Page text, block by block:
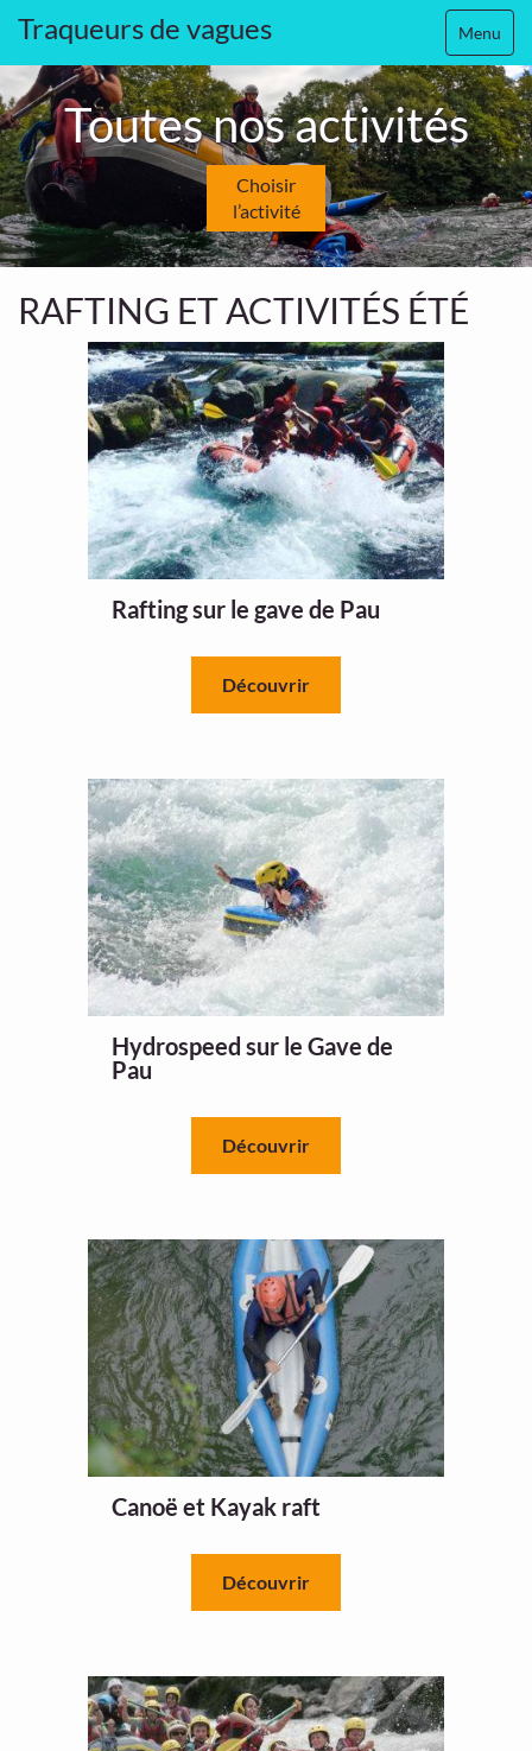
Menu
Traqueurs de vagues
Toutes nos activités
Choisir
l’activité
RAFTING ET ACTIVITÉS ÉTÉ
Rafting sur le gave de Pau
Découvrir
Hydrospeed sur le Gave de
Pau
Découvrir
Canoë et Kayak raft
Découvrir